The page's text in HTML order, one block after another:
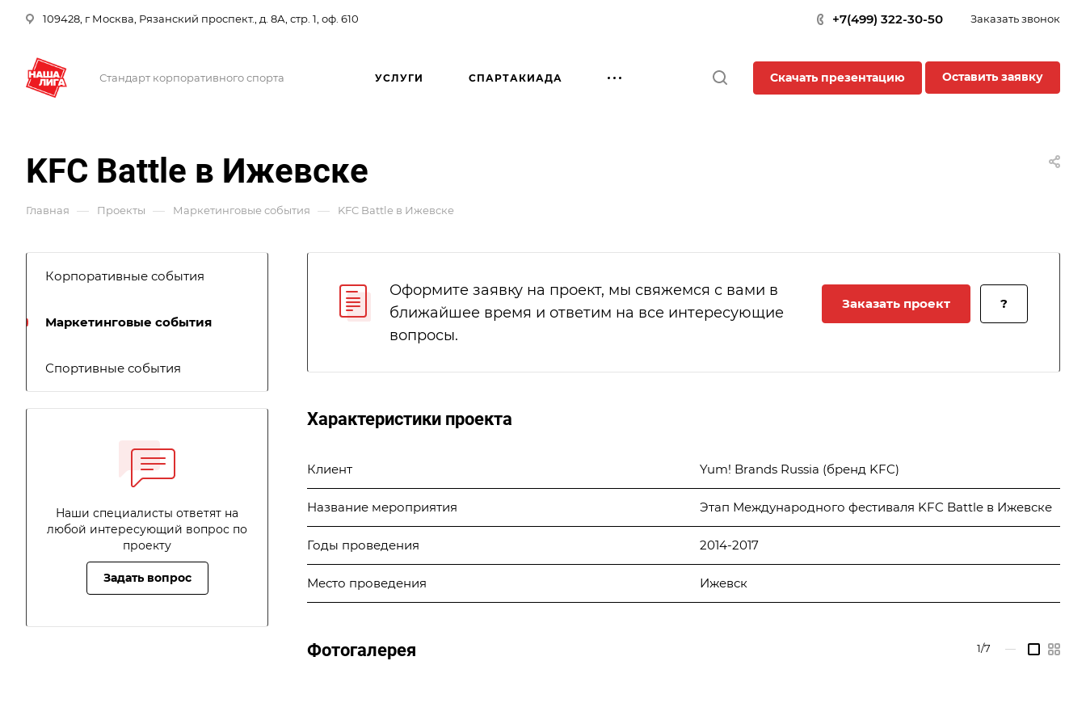
109428, г Москва, Рязанский проспект., д. 8А, стр. 1, оф. 610 +7(499) 322-30-50 Заказать звонок
Стандарт корпоративного спорта УСЛУГИ СПАРТАКИАДА Скачать презентацию Оставить заявку
KFC Battle в Ижевске
Главная — Проекты — Маркетинговые события — KFC Battle в Ижевске
Оформите заявку на проект, мы свяжемся с вами в
ближайшее время и ответим на все интересующие
вопросы.
Заказать проект ?
Характеристики проекта
Клиент Yum! Brands Russia (бренд KFC)
Название мероприятия Этап Международного фестиваля KFC Battle в Ижевске
Годы проведения 2014-2017
Место проведения Ижевск
Фотогалерея 1/7 —
Корпоративные события
Маркетинговые события
Спортивные события
Наши специалисты ответят на
любой интересующий вопрос по
проекту
Задать вопрос